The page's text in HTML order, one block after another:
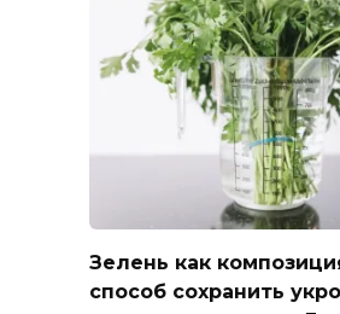
Зелень как
способ сохранить